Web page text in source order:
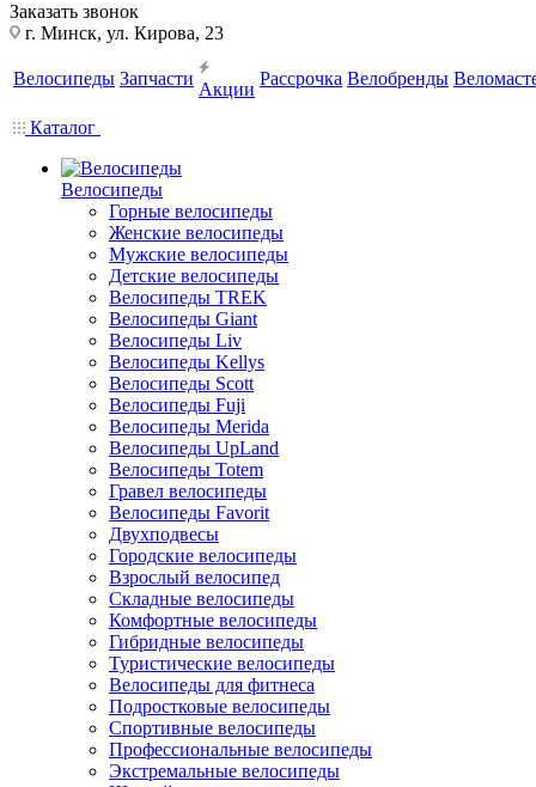
Заказать звонок
г. Минск, ул. Кирова, 23
Велосипеды Запчасти
Акции
Рассрочка Велобренды
Каталог
Велосипеды
Горные велосипеды
Женские велосипеды
Мужские велосипеды
Детские велосипеды
Велосипеды TREK
Велосипеды Giant
Велосипеды Liv
Велосипеды Kellys
Велосипеды Scott
Велосипеды Fuji
Велосипеды Merida
Велосипеды UpLand
Велосипеды Totem
Гравел велосипеды
Велосипеды Favorit
Двухподвесы
Городские велосипеды
Взрослый велосипед
Складные велосипеды
Комфортные велосипеды
Гибридные велосипеды
Туристические велосипеды
Велосипеды для фитнеса
Подростковые велосипеды
Спортивные велосипеды
Профессиональные велосипеды
Экстремальные велосипеды